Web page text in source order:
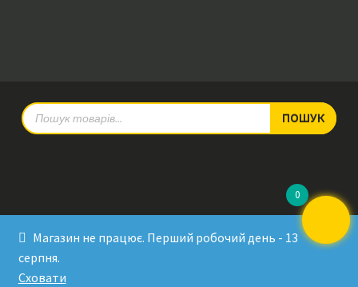
Магазин не працює. Перший робочий день - 13
серпня.
Сховати
Products
search
ПОШУК
Developed by Sergey Krinitsa
0